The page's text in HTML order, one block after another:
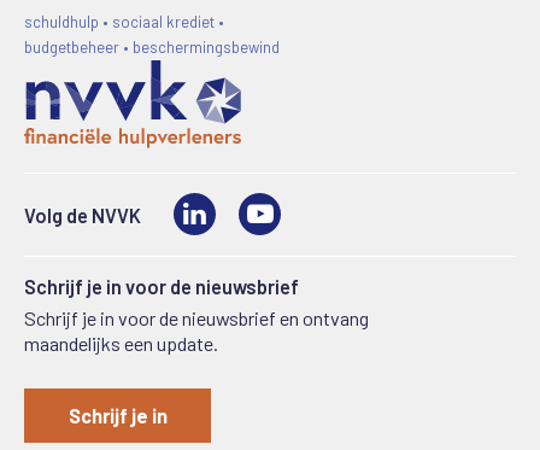
schuldhulp • sociaal krediet •
budgetbeheer • beschermingsbewind
Volg de NVVK LinkedIn
Schrijf je in voor de nieuwsbrief
Schrijf je in voor de nieuwsbrief en ontvang
maandelijks een update.
Schrijf je in